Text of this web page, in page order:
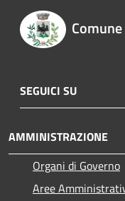
SEGUICI SU
AMMINISTRAZIONE
Organi di Governo
Aree